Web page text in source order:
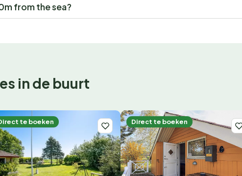
from the sea?
in de buurt
te boeken Direct te boeken